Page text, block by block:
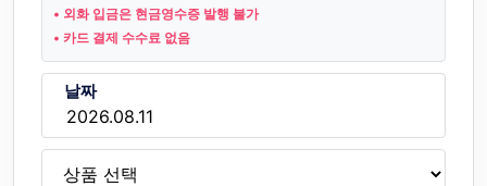
• 외화 입금은 현금영수증 발행 불가
• 카드 결제 수수료 없음
날짜